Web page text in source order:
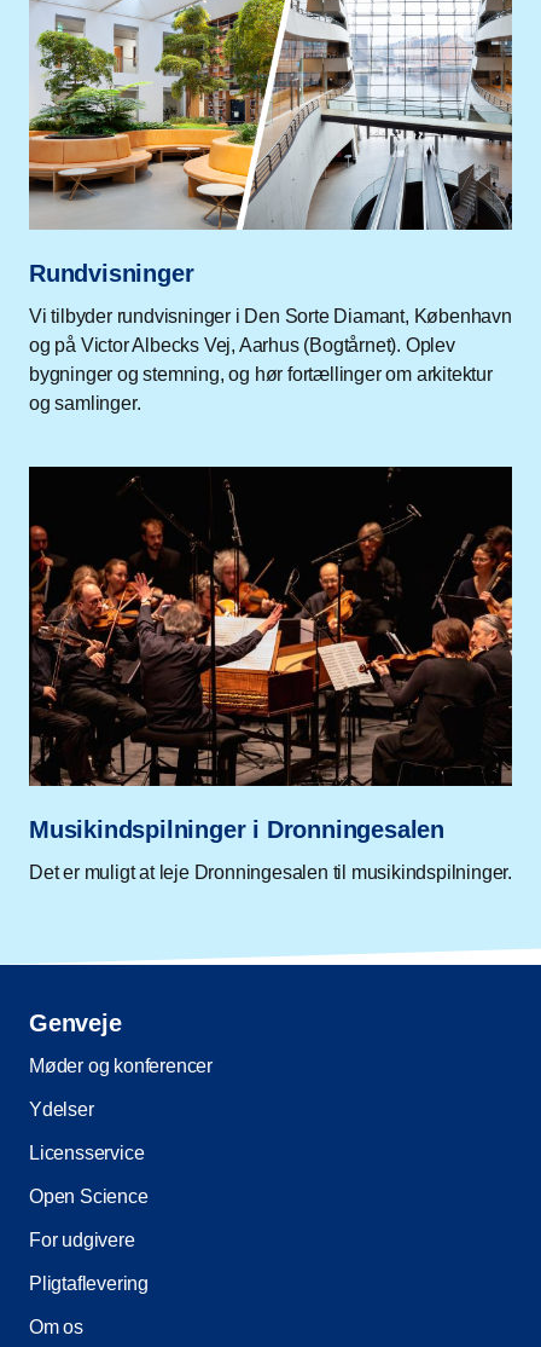
Rundvisninger
Vi tilbyder rundvisninger i Den Sorte Diamant, København
og på Victor Albecks Vej, Aarhus (Bogtårnet). Oplev
bygninger og stemning, og hør fortællinger om arkitektur
og samlinger.
Musikindspilninger i Dronningesalen
Det er muligt at leje Dronningesalen til musikindspilninger.
Genveje
Møder og konferencer
Ydelser
Licensservice
Open Science
For udgivere
Pligtaflevering
Om os